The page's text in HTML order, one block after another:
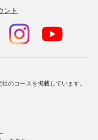
ント
のコースを掲載しています。